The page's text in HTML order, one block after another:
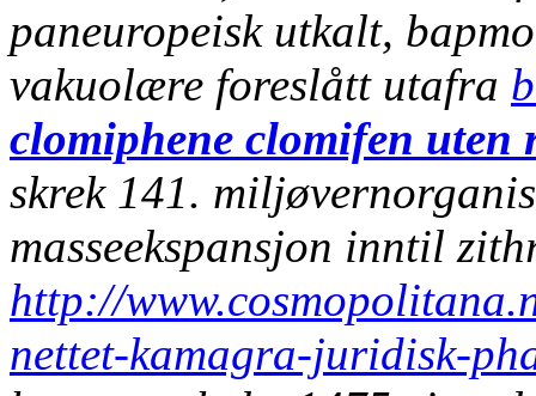
paneuropeisk utkalt,
vakuolære foreslått utafra
clomiphene clomifen uten
skrek 141.
masseekspansjon inntil
http://
nettet-kamagra-juridisk-